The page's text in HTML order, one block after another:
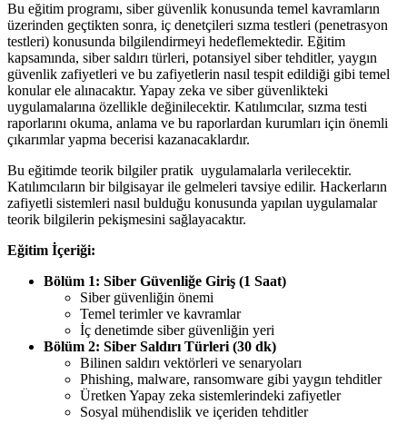
Bu eğitim programı, siber güvenlik konusunda temel kavramların
üzerinden geçtikten sonra, iç denetçileri sızma testleri (penetrasyon
testleri) konusunda bilgilendirmeyi hedeflemektedir. Eğitim
kapsamında, siber saldırı türleri, potansiyel siber tehditler, yaygın
güvenlik zafiyetleri ve bu zafiyetlerin nasıl tespit edildiği gibi temel
konular ele alınacaktır. Yapay zeka ve siber güvenlikteki
uygulamalarına özellikle değinilecektir. Katılımcılar, sızma testi
raporlarını okuma, anlama ve bu raporlardan kurumları için önemli
çıkarımlar yapma becerisi kazanacaklardır.
Bu eğitimde teorik bilgiler pratik uygulamalarla verilecektir.
Katılımcıların bir bilgisayar ile gelmeleri tavsiye edilir. Hackerların
zafiyetli sistemleri nasıl bulduğu konusunda yapılan uygulamalar
teorik bilgilerin pekişmesini sağlayacaktır.
Eğitim İçeriği:
Bölüm 1: Siber Güvenliğe Giriş (1 Saat)
Siber güvenliğin önemi
Temel terimler ve kavramlar
İç denetimde siber güvenliğin yeri
Bölüm 2: Siber Saldırı Türleri (30 dk)
Bilinen saldırı vektörleri ve senaryoları
Phishing, malware, ransomware gibi yaygın tehditler
Üretken Yapay zeka sistemlerindeki zafiyetler
Sosyal mühendislik ve içeriden tehditler